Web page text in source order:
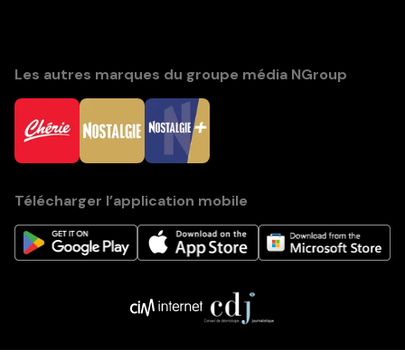
Les autres marques du groupe média NGroup
Télécharger l’application mobile